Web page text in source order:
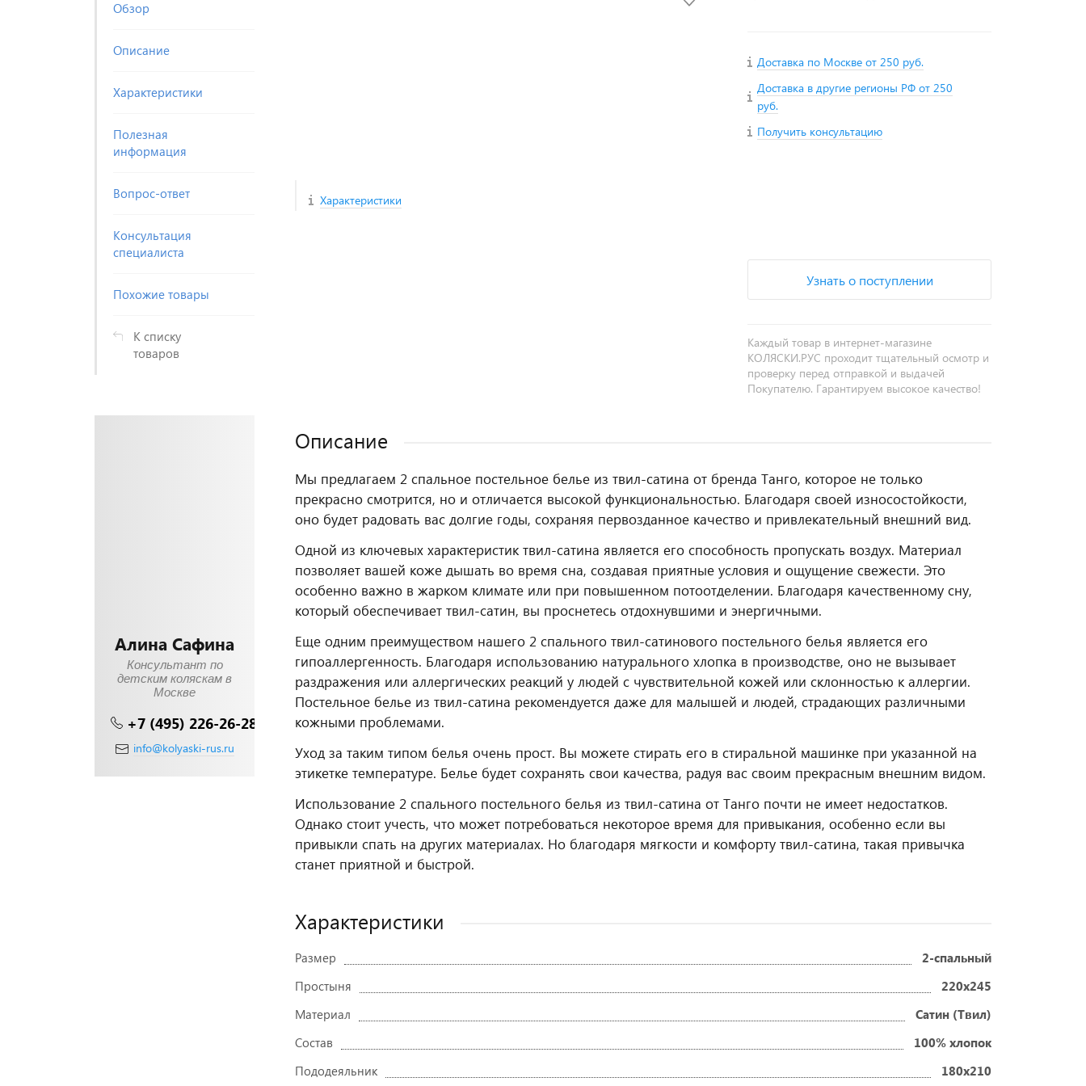
Обзор
Описание
Характеристики
Полезная
информация
Вопрос-ответ
Консультация
специалиста
Похожие товары
К списку
товаров
Алина Сафина
Консультант по
детским коляскам в
Москве
+7 (495) 226-26-28
info@kolyaski-rus.ru
Характеристики
Доставка по Москве от 250 руб.
Доставка в другие регионы РФ от 250
руб.
Получить консультацию
Узнать о поступлении
Каждый товар в интернет-магазине
КОЛЯСКИ.РУС проходит тщательный осмотр и
проверку перед отправкой и выдачей
Покупателю. Гарантируем высокое качество!
Описание
Мы предлагаем 2 спальное постельное белье из твил-сатина от бренда Танго, которое не только
прекрасно смотрится, но и отличается высокой функциональностью. Благодаря своей износостойкости,
оно будет радовать вас долгие годы, сохраняя первозданное качество и привлекательный внешний вид.
Одной из ключевых характеристик твил-сатина является его способность пропускать воздух. Материал
позволяет вашей коже дышать во время сна, создавая приятные условия и ощущение свежести. Это
особенно важно в жарком климате или при повышенном потоотделении. Благодаря качественному сну,
который обеспечивает твил-сатин, вы проснетесь отдохнувшими и энергичными.
Еще одним преимуществом нашего 2 спального твил-сатинового постельного белья является его
гипоаллергенность. Благодаря использованию натурального хлопка в производстве, оно не вызывает
раздражения или аллергических реакций у людей с чувствительной кожей или склонностью к аллергии.
Постельное белье из твил-сатина рекомендуется даже для малышей и людей, страдающих различными
кожными проблемами.
Уход за таким типом белья очень прост. Вы можете стирать его в стиральной машинке при указанной на
этикетке температуре. Белье будет сохранять свои качества, радуя вас своим прекрасным внешним видом.
Использование 2 спального постельного белья из твил-сатина от Танго почти не имеет недостатков.
Однако стоит учесть, что может потребоваться некоторое время для привыкания, особенно если вы
привыкли спать на других материалах. Но благодаря мягкости и комфорту твил-сатина, такая привычка
станет приятной и быстрой.
Характеристики
Размер
2-спальный
Простыня
220x245
Материал
Сатин (Твил)
Состав
100% хлопок
Пододеяльник
180x210